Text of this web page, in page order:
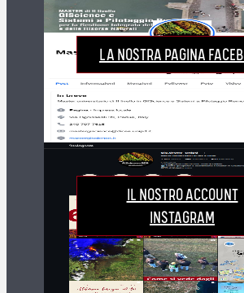
LA NOSTRA PAGINA
IL NOSTRO ACCOUNT
INSTAGRAM